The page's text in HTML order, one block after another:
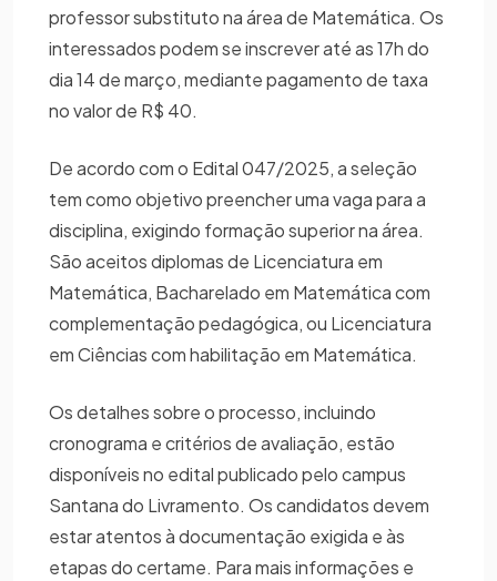
professor substituto na área de Matemática. Os
interessados podem se inscrever até as 17h do
dia 14 de março, mediante pagamento de taxa
no valor de R$ 40.
De acordo com o Edital 047/2025, a seleção
tem como objetivo preencher uma vaga para a
disciplina, exigindo formação superior na área.
São aceitos diplomas de Licenciatura em
Matemática, Bacharelado em Matemática com
complementação pedagógica, ou Licenciatura
em Ciências com habilitação em Matemática.
Os detalhes sobre o processo, incluindo
cronograma e critérios de avaliação, estão
disponíveis no edital publicado pelo campus
Santana do Livramento. Os candidatos devem
estar atentos à documentação exigida e às
etapas do certame. Para mais informações e